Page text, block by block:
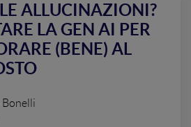
ALLUCINAZIONI?
LA GEN AI PER
(BENE) AL
Bonelli